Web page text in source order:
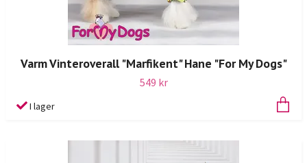
Varm Vinteroverall "Marfikent" Hane "For My Dogs"
549 kr
I lager